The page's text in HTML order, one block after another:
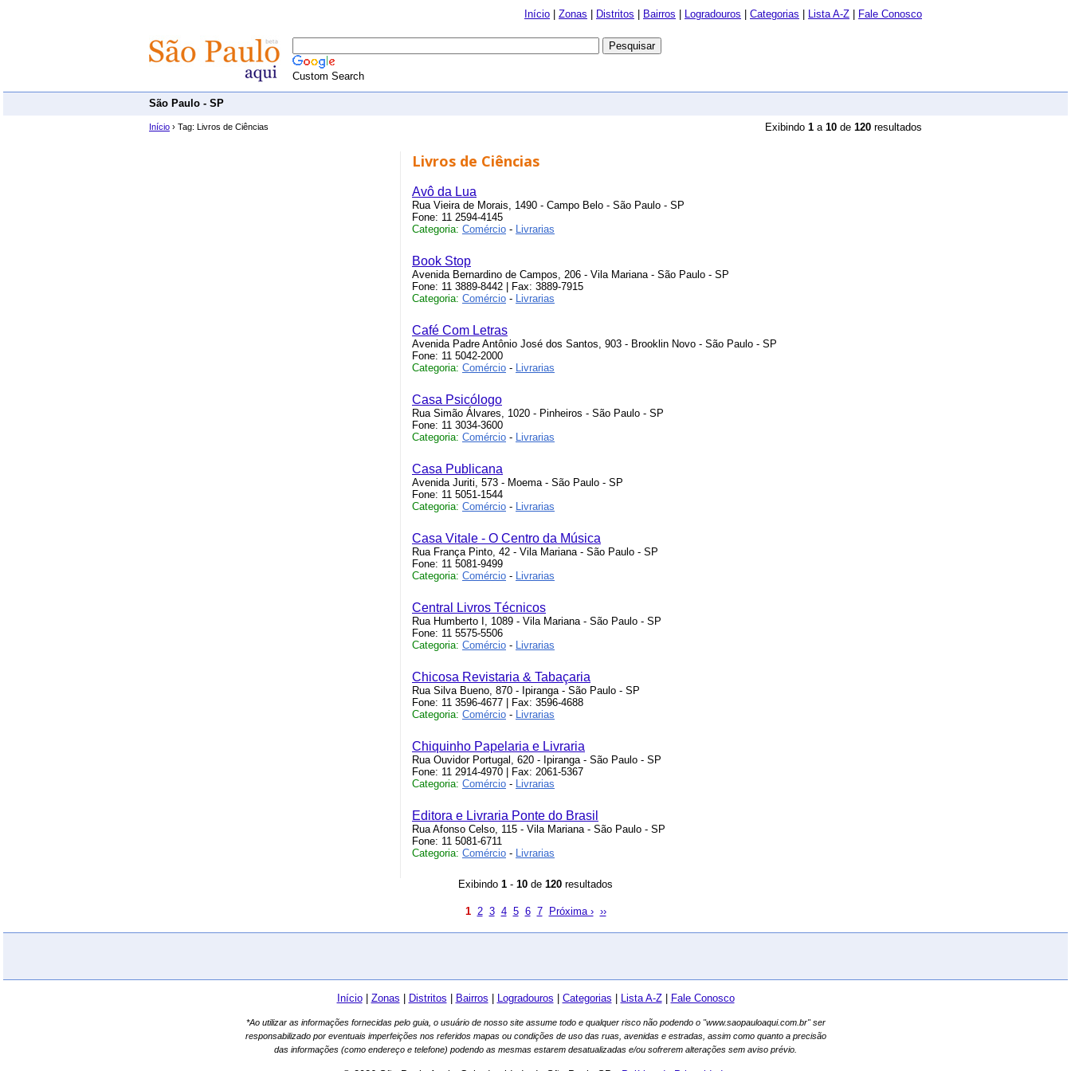
Início Zonas Distritos Bairros Logradouros Categorias Lista A-Z Fale Conosco
Custom Search
São Paulo - SP
Início › Tag: Livros de Ciências Exibindo 1 a 10 de 120 resultados
Livros de Ciências
Avô da Lua
Rua Vieira de Morais, 1490 - Campo Belo - São Paulo - SP
Fone: 11 2594-4145
Categoria: Comércio - Livrarias
Book Stop
Avenida Bernardino de Campos, 206 - Vila Mariana - São Paulo - SP
Fone: 11 3889-8442 | Fax: 3889-7915
Categoria: Comércio - Livrarias
Café Com Letras
Avenida Padre Antônio José dos Santos, 903 - Brooklin Novo - São Paulo - SP
Fone: 11 5042-2000
Categoria: Comércio - Livrarias
Casa Psicólogo
Rua Simão Álvares, 1020 - Pinheiros - São Paulo - SP
Fone: 11 3034-3600
Categoria: Comércio - Livrarias
Casa Publicana
Avenida Juriti, 573 - Moema - São Paulo - SP
Fone: 11 5051-1544
Categoria: Comércio - Livrarias
Casa Vitale - O Centro da Música
Rua França Pinto, 42 - Vila Mariana - São Paulo - SP
Fone: 11 5081-9499
Categoria: Comércio - Livrarias
Central Livros Técnicos
Rua Humberto I, 1089 - Vila Mariana - São Paulo - SP
Fone: 11 5575-5506
Categoria: Comércio - Livrarias
Chicosa Revistaria & Tabaçaria
Rua Silva Bueno, 870 - Ipiranga - São Paulo - SP
Fone: 11 3596-4677 | Fax: 3596-4688
Categoria: Comércio - Livrarias
Chiquinho Papelaria e Livraria
Rua Ouvidor Portugal, 620 - Ipiranga - São Paulo - SP
Fone: 11 2914-4970 | Fax: 2061-5367
Categoria: Comércio - Livrarias
Editora e Livraria Ponte do Brasil
Rua Afonso Celso, 115 - Vila Mariana - São Paulo - SP
Fone: 11 5081-6711
Categoria: Comércio - Livrarias
Exibindo 1 - 10 de 120 resultados
1 2 3 4 5 6 7 Próxima › ››
Início| Zonas Distritos Bairros Logradouros Categorias Lista A-Z| Fale Conosco
*Ao utilizar as informações fornecidas pelo guia, o usuário de nosso site assume todo e qualquer risco não podendo o "www.saopauloaqui.com.br" ser
responsabilizado por eventuais imperfeições nos referidos mapas ou condições de uso das ruas, avenidas e estradas, assim como quanto a precisão
das informações (como endereço e telefone) podendo as mesmas estarem desatualizadas e/ou sofrerem alterações sem aviso prévio.